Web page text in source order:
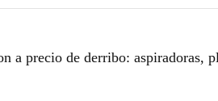
a precio de derribo: aspiradoras,